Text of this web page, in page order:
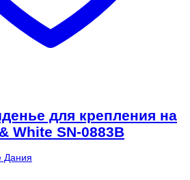
для крепления на
White SN-0883B
Дания